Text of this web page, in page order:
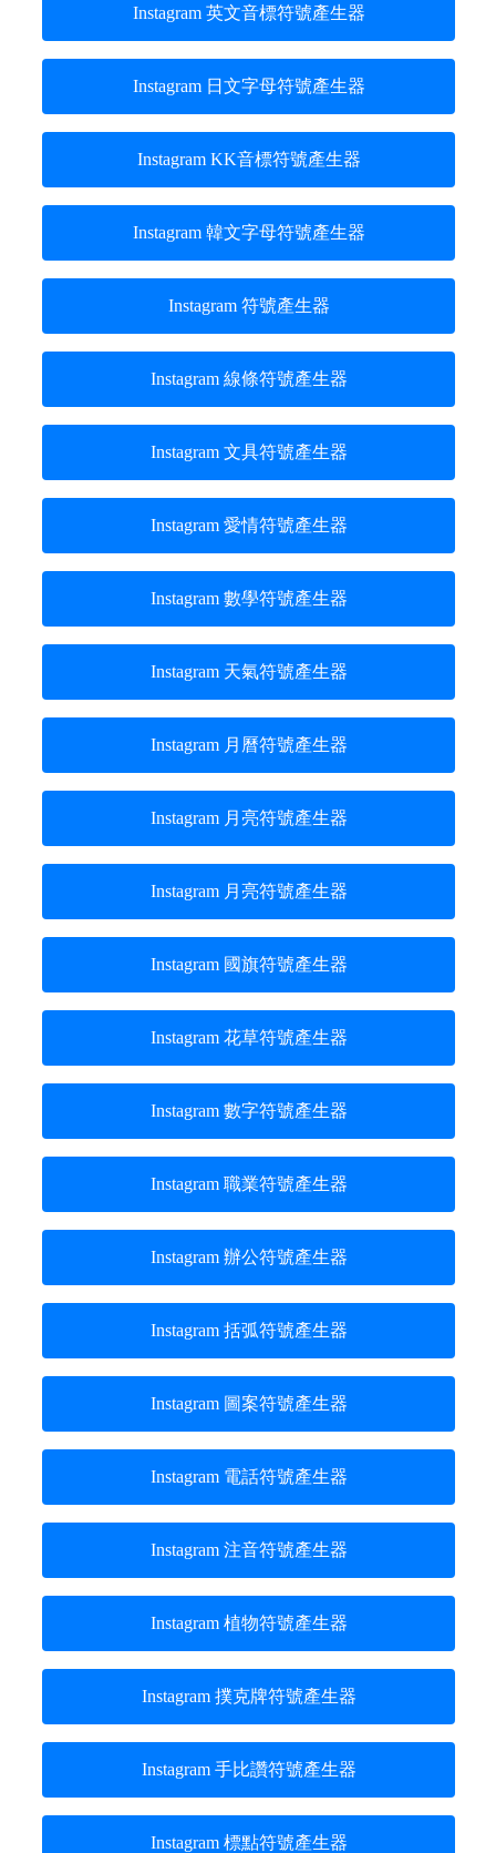
Instagram 英文音標符號產生器
Instagram 日文字母符號產生器
Instagram KK音標符號產生器
Instagram 韓文字母符號產生器
Instagram 符號產生器
Instagram 線條符號產生器
Instagram 文具符號產生器
Instagram 愛情符號產生器
Instagram 數學符號產生器
Instagram 天氣符號產生器
Instagram 月曆符號產生器
Instagram 月亮符號產生器
Instagram 月亮符號產生器
Instagram 國旗符號產生器
Instagram 花草符號產生器
Instagram 數字符號產生器
Instagram 職業符號產生器
Instagram 辦公符號產生器
Instagram 括弧符號產生器
Instagram 圖案符號產生器
Instagram 電話符號產生器
Instagram 注音符號產生器
Instagram 植物符號產生器
Instagram 撲克牌符號產生器
Instagram 手比讚符號產生器
Instagram 標點符號產生器